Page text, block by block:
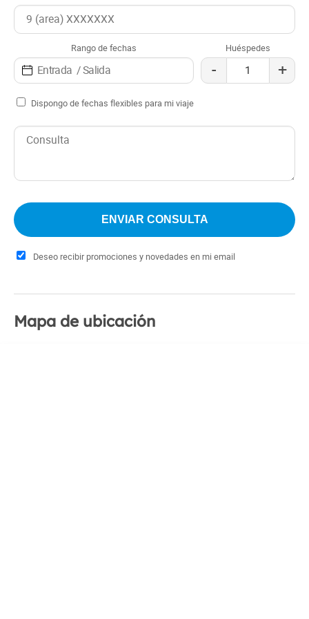
Rango de fechas Huéspedes
- +
Dispongo de fechas flexibles para mi viaje
Deseo recibir promociones y novedades en mi email
Mapa de ubicación